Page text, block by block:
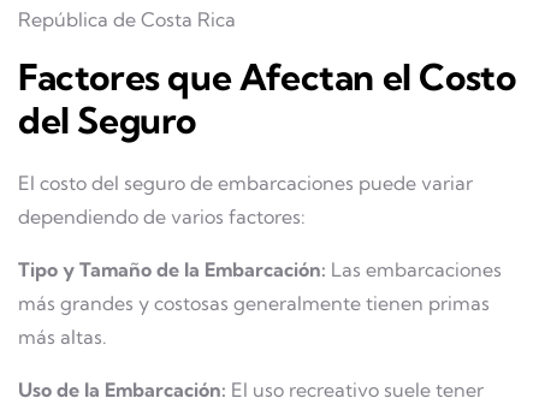
República de Costa Rica
Factores que Afectan el Costo
del Seguro
El costo del seguro de embarcaciones puede variar
dependiendo de varios factores:
Tipo y Tamaño de la Embarcación: Las embarcaciones
más grandes y costosas generalmente tienen primas
más altas.
Uso de la Embarcación: El uso recreativo suele tener